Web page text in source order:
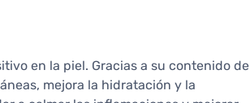
en la piel. Gracias a su contenido de
mejora la hidratación y la